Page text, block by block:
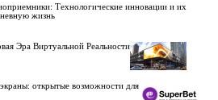
Технологические инновации и их
жизнь
Эра Виртуальной Реальности
открытые возможности для